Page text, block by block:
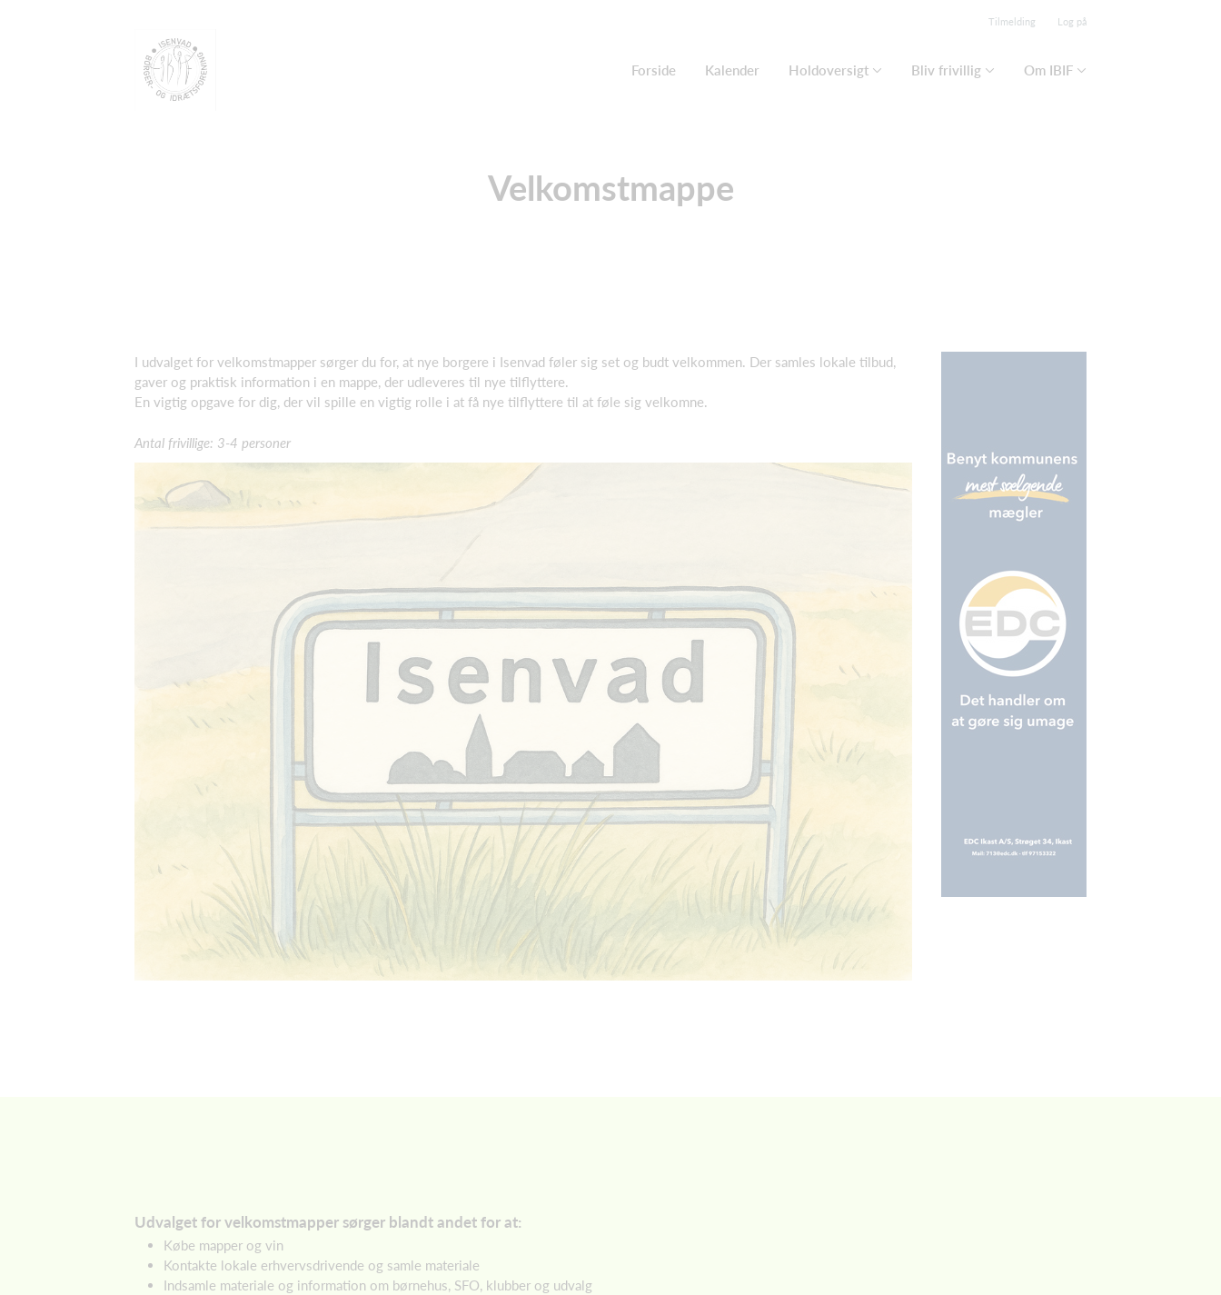
Tilmelding Log på
Forside Kalender Holdoversigt Bliv frivillig Om IBIF
Velkomstmappe
I udvalget for velkomstmapper sørger du for, at nye borgere i Isenvad føler sig set og budt velkommen. Der samles lokale tilbud,
gaver og praktisk information i en mappe, der udleveres til nye tilflyttere.
En vigtig opgave for dig, der vil spille en vigtig rolle i at få nye tilflyttere til at føle sig velkomne.
Antal frivillige: 3-4 personer
Udvalget for velkomstmapper sørger blandt andet for at:
Købe mapper og vin
Kontakte lokale erhvervsdrivende og samle materiale
Indsamle materiale og information om børnehus, SFO, klubber og udvalg